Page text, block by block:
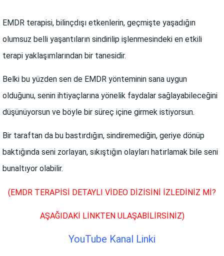
EMDR terapisi, bilinçdışı etkenlerin, geçmişte yaşadığın
olumsuz belli yaşantıların sindirilip işlenmesindeki en etkili
terapi yaklaşımlarından bir tanesidir.
Belki bu yüzden sen de EMDR yönteminin sana uygun
olduğunu, senin ihtiyaçlarına yönelik faydalar sağlayabileceğini
düşünüyorsun ve böyle bir süreç içine girmek istiyorsun.
Bir taraftan da bu bastırdığın, sindiremediğin, geriye dönüp
baktığında seni zorlayan, sıkıştığın olayları hatırlamak bile seni
bunaltıyor olabilir.
(EMDR TERAPİSİ DETAYLI VİDEO DİZİSİNİ İZLEDİNİZ Mİ?
AŞAĞIDAKİ LİNKTEN ULAŞABİLİRSİNİZ)
YouTube Kanal Linki